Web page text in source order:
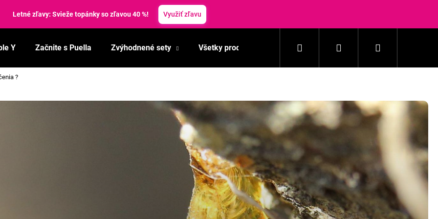
Letné zľavy: Svieže topánky so zľavou 40 %! Využiť zľavu
Y Začnite s Puella Zvýhodnené sety Všetky produkty Pranie Domácnosť
Hľadať PrihlásenieNákupný
?
Čo potrebujete nájsť?